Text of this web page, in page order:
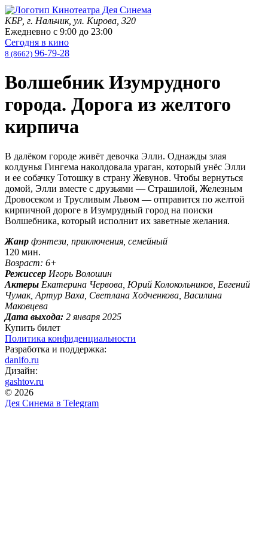
КБР, г. Нальчик, ул. Кирова, 320
Ежедневно с 9:00 до 23:00
Сегодня в кино
8 (8662) 96-79-28
Волшебник Изумрудного
города. Дорога из желтого
кирпича
В далёком городе живёт девочка Элли. Однажды злая
колдунья Гингема наколдовала ураган, который унёс Элли
и ее собачку Тотошку в страну Жевунов. Чтобы вернуться
домой, Элли вместе с друзьями — Страшилой, Железным
Дровосеком и Трусливым Львом — отправится по желтой
кирпичной дороге в Изумрудный город на поиски
Волшебника, который исполнит их заветные желания.
Жанр фэнтези, приключения, семейный
120 мин.
Возраст: 6+
Режиссер Игорь Волошин
Актеры Екатерина Червова, Юрий Колокольников, Евгений
Чумак, Артур Ваха, Светлана Ходченкова, Василина
Маковцева
Дата выхода: 2 января 2025
Купить билет
Политика конфиденциальности
Разработка и поддержка:
danifo.ru
Дизайн:
gashtov.ru
© 2026
Дея Синема в Telegram